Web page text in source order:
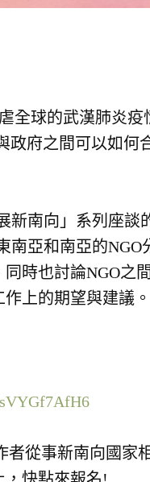
全球的武漢肺炎疫
政府之間可以如何
新南向」系列座談
南亞和南亞的NGO
時也討論NGO之
上的期望與建議。
者從事新南向國家